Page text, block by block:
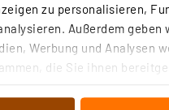
zu personalisieren,
Außerdem geben
Werbung und Analysen
die Sie ihnen